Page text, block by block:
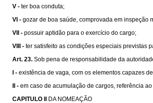
V - ter boa conduta;
VI - gozar de boa saúde, comprovada em inspeção
VII - possuir aptidão para o exercício do cargo;
VIII - ter satisfeito as condições especiais previstas
Art. 23. Sob pena de responsabilidade da
I - existência de vaga, com os elementos capazes
II - em caso de acumulação de cargos, referência
CAPITULO II
DA NOMEAÇÃO